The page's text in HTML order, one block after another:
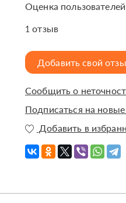
Оценка пользователей
1 отзыв
Добавить свой
Сообщить о
Подписаться на
Добавить в